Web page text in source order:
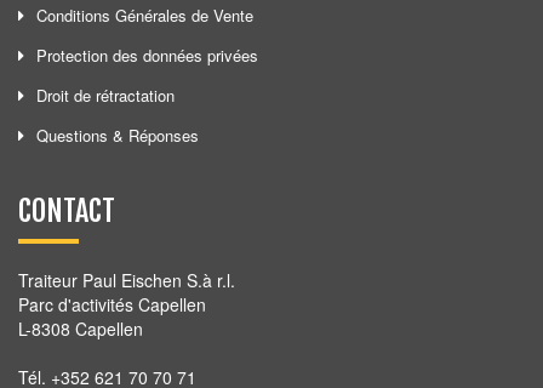
Conditions Générales de Vente
Protection des données privées
Droit de rétractation
Questions & Réponses
CONTACT
Traiteur Paul Eischen S.à r.l.
Parc d'activités Capellen
L-8308 Capellen
Tél. +352 621 70 70 71